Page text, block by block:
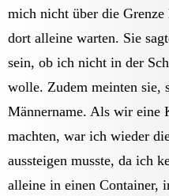
mich nicht über die Grenze
dort alleine warten. Sie
sein, ob ich nicht in der
wolle. Zudem meinten sie,
Männername. Als wir eine
machten, war ich wieder
aussteigen musste, da ich
alleine in einen Container,